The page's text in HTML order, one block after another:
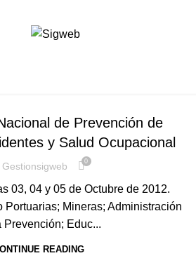
de Prevención de
y Salud Ocupacional
Gestionsigweb 0
03, 04 y 05 de Octubre de 2012.
Portuarias; Mineras; Administración
Prevención; Educ...
READING